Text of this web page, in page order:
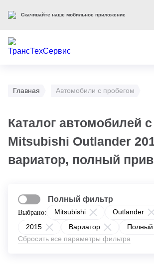
Главная Автомобили с пробегом
Каталог автомобилей
Mitsubishi Outlander
вариатор, полный
Выбрано: Mitsubishi
Outlander
2015
Вариатор
Полный
Сбросить все параметры фильтра
Полный фильтр
Скачивайте наше мобильное приложение